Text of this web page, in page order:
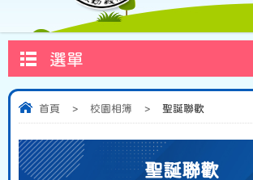
選單
首頁 > 校園相簿 > 聖誕聯歡
聖誕聯歡